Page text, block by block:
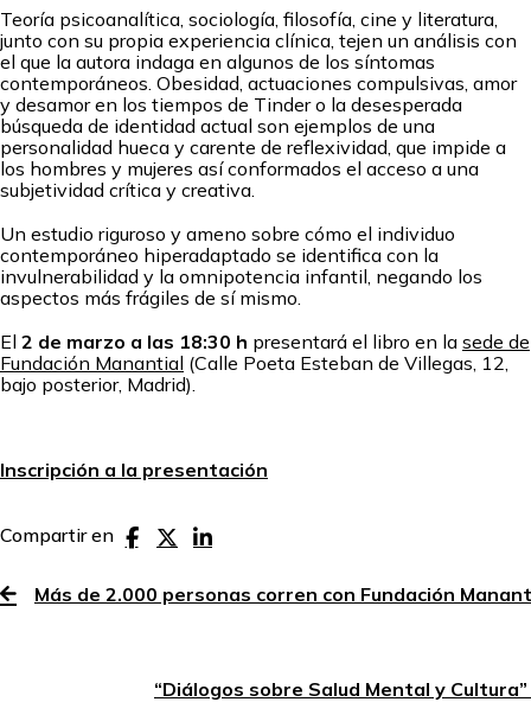
Teoría psicoanalítica, sociología, filosofía, cine y literatura,
junto con su propia experiencia clínica, tejen un análisis con
el que la autora indaga en algunos de los síntomas
contemporáneos. Obesidad, actuaciones compulsivas, amor
y desamor en los tiempos de Tinder o la desesperada
búsqueda de identidad actual son ejemplos de una
personalidad hueca y carente de reflexividad, que impide a
los hombres y mujeres así conformados el acceso a una
subjetividad crítica y creativa.
Un estudio riguroso y ameno sobre cómo el individuo
contemporáneo hiperadaptado se identifica con la
invulnerabilidad y la omnipotencia infantil, negando los
aspectos más frágiles de sí mismo.
El 2 de marzo a las 18:30 h presentará el libro en la sede de
Fundación Manantial (Calle Poeta Esteban de Villegas, 12,
bajo posterior, Madrid).
Inscripción a la presentación
Compartir en
Más de 2.000 personas corren con Fundación
“Diálogos sobre Salud Mental y